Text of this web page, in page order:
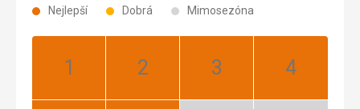
Nejlepší Dobrá Mimosezóna
Leden:
Únor:
Březen:
Duben: